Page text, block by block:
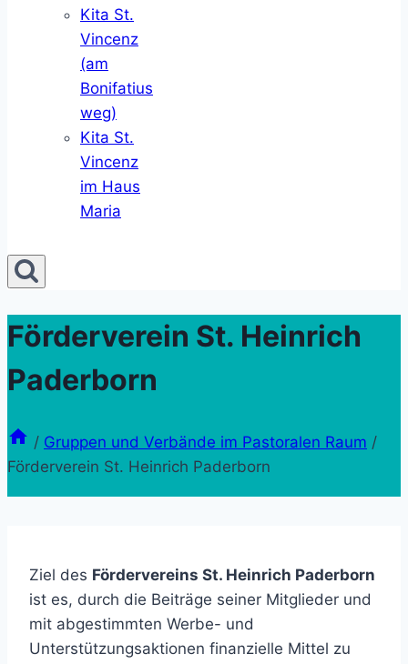
Kita St.
Vincenz
(am
Bonifatius
weg)
Kita St.
Vincenz
im Haus
Maria
Förderverein St. Heinrich
Paderborn
/ Gruppen und Verbände im Pastoralen Raum /
Förderverein St. Heinrich Paderborn
Ziel des Fördervereins St. Heinrich Paderborn
ist es, durch die Beiträge seiner Mitglieder und
mit abgestimmten Werbe- und
Unterstützungsaktionen finanzielle Mittel zu